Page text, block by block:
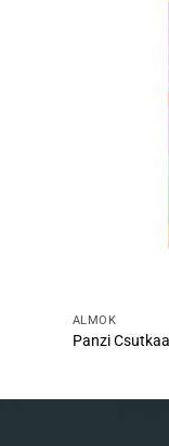
ALMOK
Panzi